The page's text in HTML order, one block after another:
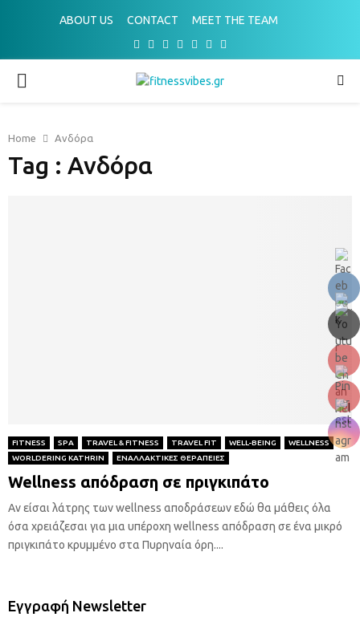
ABOUT US CONTACT
MEET THE TEAM
Facebook
TwitterInstagram
Pinterest
Youtube
Email
PRIMARY
Home Ανδόρα
Tag : Ανδόρα
FITNESS SPA TRAVEL & FITNESS TRAVEL FIT WELL-BEING
WELLNESS
WORLDERING KATHRIN
ΕΝΑΛΛΑΚΤΙΚΕΣ ΘΕΡΑΠΕΙΕΣ
Wellness απόδραση σε πριγκιπάτο
Αν είσαι λάτρης των wellness αποδράσεων εδώ θα μάθεις όλα
όσα χρειάζεσαι για μια υπέροχη wellness απόδραση σε ένα μικρό
πριγκιπάτο κρυμμένο στα Πυρηναία όρη....
Εγγραφή Newsletter